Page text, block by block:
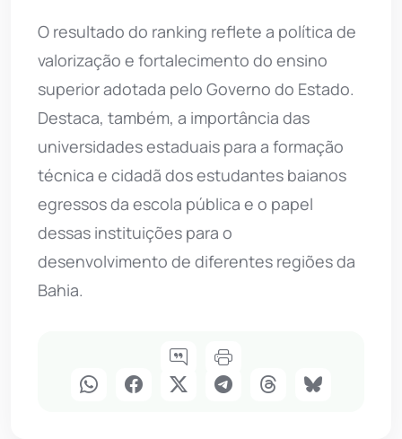
O resultado do ranking reflete a política de
valorização e fortalecimento do ensino
superior adotada pelo Governo do Estado.
Destaca, também, a importância das
universidades estaduais para a formação
técnica e cidadã dos estudantes baianos
egressos da escola pública e o papel
dessas instituições para o
desenvolvimento de diferentes regiões da
Bahia.